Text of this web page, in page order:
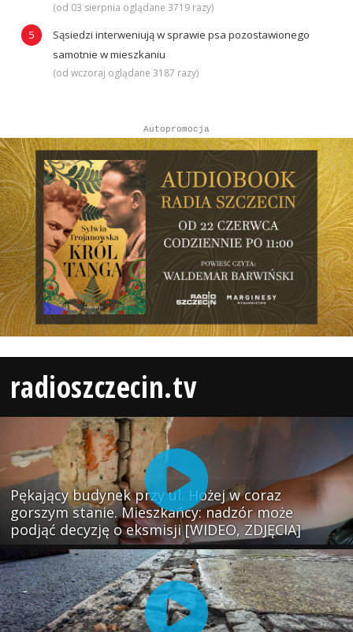
(od 03 sierpnia oglądane 3719 razy)
Sąsiedzi interweniują w sprawie psa pozostawionego
samotnie w mieszkaniu
(od wczoraj oglądane 3187 razy)
Autopromocja
radioszczecin.tv
Pękający budynek przy ul. Hożej w coraz
gorszym stanie. Mieszkańcy: nadzór może
podjąć decyzję o eksmisji [WIDEO, ZDJĘCIA]